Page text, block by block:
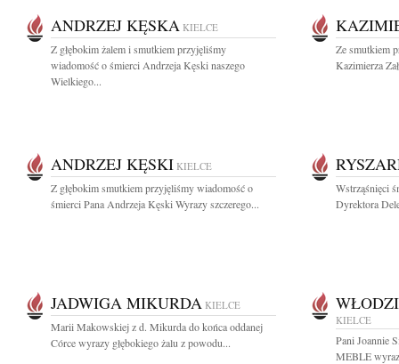
ANDRZEJ KĘSKA KIELCE
Z głębokim żalem i smutkiem przyjęliśmy
wiadomość o śmierci Andrzeja Kęski naszego
Wielkiego...
Ze smutkiem
Kazimierza
ANDRZEJ KĘSKI KIELCE
Z głębokim smutkiem przyjęliśmy wiadomość o
śmierci Pana Andrzeja Kęski Wyrazy szczerego...
Wstrząśnięci
Dyrektora
JADWIGA MIKURDA KIELCE
Marii Makowskiej z d. Mikurda do końca oddanej
Córce wyrazy głębokiego żalu z powodu...
KIELCE
Pani Joannie
MEBLE